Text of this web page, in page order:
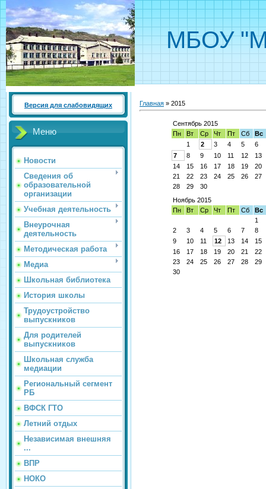
МБОУ
Версия для слабовидящих
Меню
Новости
Сведения об
образовательной
организации
Учебная деятельность
Внеурочная
деятельность
Методическая работа
Медиа
Школьная библиотека
История школы
Трудоустройство
выпускников
Для родителей
выпускников
Школьная служба
медиации
Региональный сегмент
РБ
ВФСК ГТО
Летний отдых
Независимая внешняя
...
ВПР
НОКО
Главная » 2015
Сентябрь 2015
Пн
Вт Ср Чт Пт Сб
Вс
1
2 3 4 5
6
7
8 9 10 11 12
13
14
15 16 17 18 19
20
21
22 23 24 25 26
27
28
29
30
Ноябрь 2015
Пн
Вт Ср Чт Пт Сб
Вс
1
2
3 4 5 6 7
8
9
10 11 12 13 14
15
16
17 18 19 20 21
22
23
24 25 26 27 28
29
30